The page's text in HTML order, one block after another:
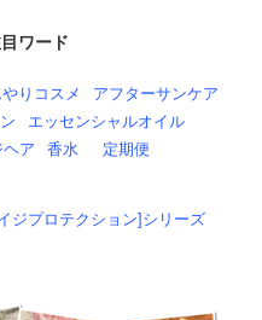
ワード
りコスメ
アフターサンケア
エッセンシャルオイル
ヘア 香水 定期便
ジプロテクション]シリーズ